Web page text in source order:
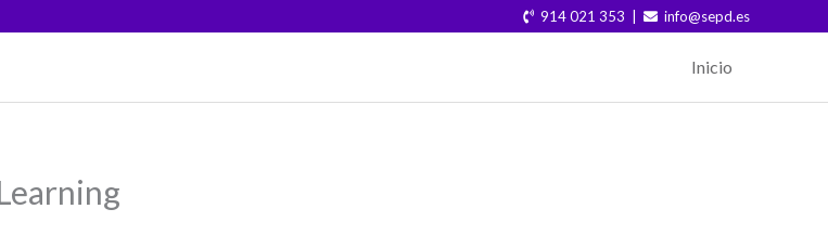
914 021 353 | info@sepd.es
Inicio